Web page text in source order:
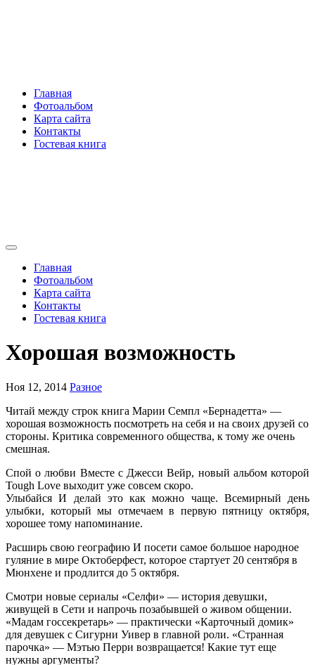
Главная
Фотоальбом
Карта сайта
Контакты
Гостевая книга
Главная
Фотоальбом
Карта сайта
Контакты
Гостевая книга
Хорошая возможность
Ноя 12, 2014 Разное
Читай между строк книга Марии Семпл «Бернадетта» —
хорошая возможность посмотреть на себя и на своих друзей со
стороны. Критика современного общества, к тому же очень
смешная.
Спой о любви Вместе с Джесси Вейр, новый альбом которой
Tough Love выходит уже совсем скоро.
Улыбайся И делай это как можно чаще. Всемирный день
улыбки, который мы отмечаем в первую пятницу октября,
хорошее тому напоминание.
Расширь свою географию И посети самое большое народное
гуляние в мире Октоберфест, которое стартует 20 сентября в
Мюнхене и продлится до 5 октября.
Смотри новые сериалы «Селфи» — история девушки,
живущей в Сети и напрочь позабывшей о живом общении.
«Мадам госсекретарь» — практически «Карточный домик»
для девушек с Сигурни Уивер в главной роли. «Странная
парочка» — Мэтью Перри возвращается! Какие тут еще
нужны аргументы?